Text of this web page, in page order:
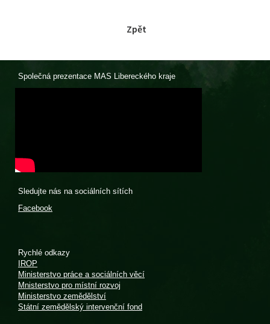
Zpět
Společná prezentace MAS Libereckého kraje
Sledujte nás na sociálních sítích
Facebook
Rychlé odkazy
IROP
Ministerstvo práce a sociálních věcí
Mnisterstvo pro místní rozvoj
Ministerstvo zemědělství
Státní zemědělský intervenční fond